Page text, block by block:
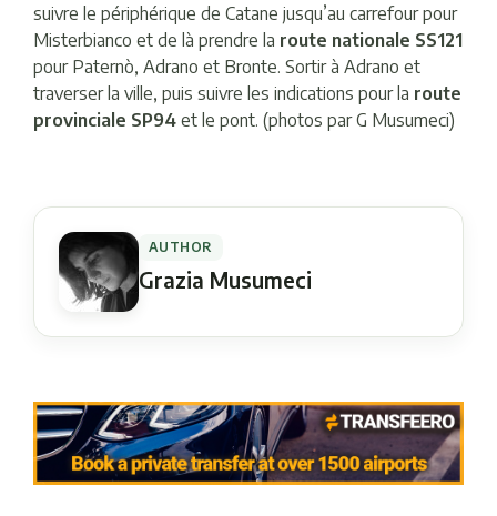
suivre le périphérique de Catane jusqu’au carrefour pour
Misterbianco et de là prendre la route nationale SS121
pour Paternò, Adrano et Bronte. Sortir à Adrano et
traverser la ville, puis suivre les indications pour la route
provinciale SP94 et le pont. (photos par G Musumeci)
AUTHOR
Grazia Musumeci